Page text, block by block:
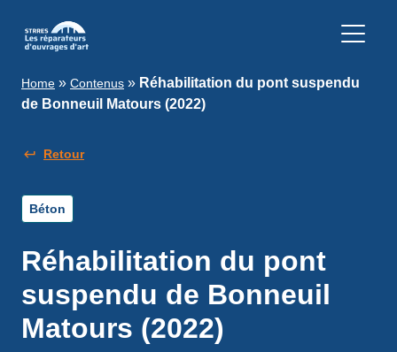
Home » Contenus » Réhabilitation du pont suspendu
de Bonneuil Matours (2022)
Retour
Béton
Réhabilitation du pont
suspendu de Bonneuil
Matours (2022)